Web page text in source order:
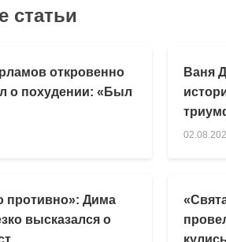
статьи
откровенно
о похудении: «Был
Ваня
противно»: Дима
высказался о